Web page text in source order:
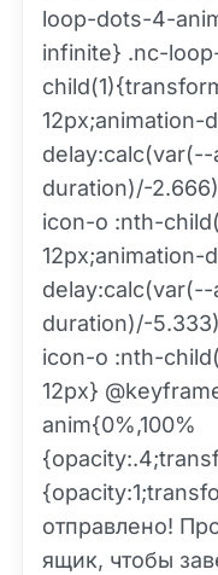
loop-dots-4-
infinite} .nc-
12px;animation-
duration)/-
icon-o :nth-
12px;animation-
duration)/-
icon-o :nth-
12px}
anim{0%,100%
отправлено!
ящик, чтобы